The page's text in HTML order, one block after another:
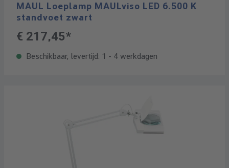
MAUL Loeplamp MAULviso LED 6.500 K
standvoet zwart
€ 217,45*
Beschikbaar, levertijd: 1 - 4 werkdagen